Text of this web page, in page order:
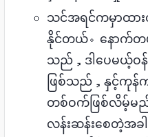
သင်အရင်ကမှာထာ
နိုင်တယ်。နောက်
သည်，ဒါပေမယ့်
ဖြစ်သည်，နှင့်ကုန်က
တစ်ဝက်ဖြစ်လိမ့်မ
လန်းဆန်းစေတဲ့အခ